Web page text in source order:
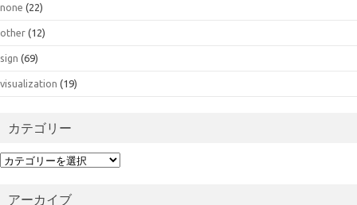
none (22)
other (12)
sign (69)
visualization (19)
カテゴリー
カ
アーカイブ